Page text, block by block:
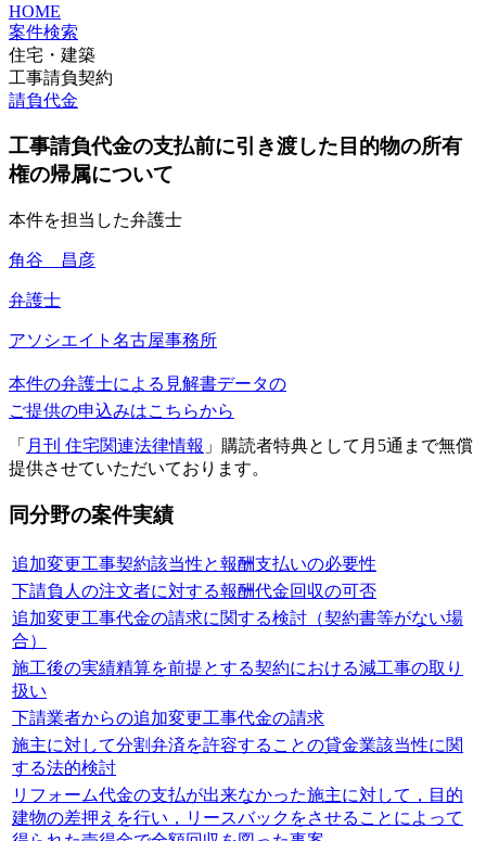
HOME
案件検索
住宅・建築
工事請負契約
請負代金
工事請負代金の支払前に引き渡した目的物の所有
権の帰属について
本件を担当した弁護士
角谷 昌彦
弁護士
アソシエイト 名古屋事務所
本件の弁護士による見解書データの
ご提供の申込みはこちらから
「 月刊 住宅関連法律情報 」購読者特典として月5通まで無償
提供させていただいております。
同分野の案件実績
追加変更工事契約該当性と報酬支払いの必要性
下請負人の注文者に対する報酬代金回収の可否
追加変更工事代金の請求に関する検討（契約書等がない場
合）
施工後の実績精算を前提とする契約における減工事の取り
扱い
下請業者からの追加変更工事代金の請求
施主に対して分割弁済を許容することの貸金業該当性に関
する法的検討
リフォーム代金の支払が出来なかった施主に対して，目的
建物の差押えを行い，リースバックをさせることによって